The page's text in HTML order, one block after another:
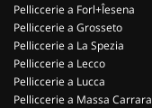
Pelliccerie a Forl+Îesena
Pelliccerie a Grosseto
Pelliccerie a La Spezia
Pelliccerie a Lecco
Pelliccerie a Lucca
Pelliccerie a Massa Carrara